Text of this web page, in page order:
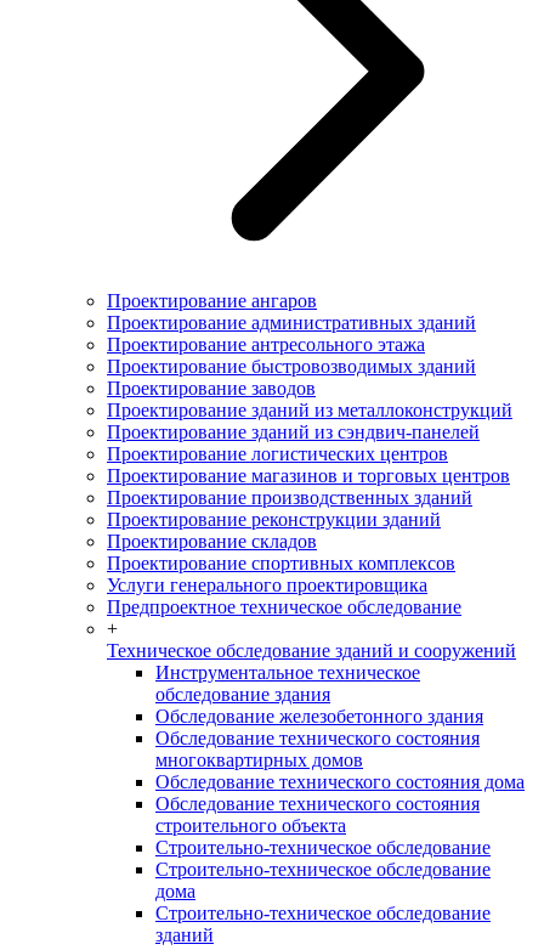
Проектирование ангаров
Проектирование административных зданий
Проектирование антресольного этажа
Проектирование быстровозводимых зданий
Проектирование заводов
Проектирование зданий из металлоконструкций
Проектирование зданий из сэндвич-панелей
Проектирование логистических центров
Проектирование магазинов и торговых центров
Проектирование производственных зданий
Проектирование реконструкции зданий
Проектирование складов
Проектирование спортивных комплексов
Услуги генерального проектировщика
Предпроектное техническое обследование
+
Техническое обследование зданий и сооружений
Инструментальное техническое
обследование здания
Обследование железобетонного здания
Обследование технического состояния
многоквартирных домов
Обследование технического состояния дома
Обследование технического состояния
строительного объекта
Строительно-техническое обследование
Строительно-техническое обследование
дома
Строительно-техническое обследование
зданий